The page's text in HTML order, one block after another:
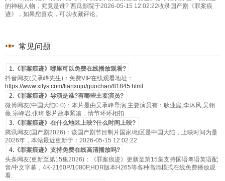
的神秘人物，究竟是谁? 西瓜影院于2026-05-15 12:02:22收录国产剧《罪案痕
迹》，如果您喜欢，可以收藏评论。
常见问题
1.《罪案痕迹》哪里可以免费在线播放观看?
抖音网友(吴承峰先生)：免费VIP在线观看地址：
https://www.xilys.com/lianxuju/guochan/81845.html
2.《罪案痕迹》导演是谁?有哪些主要演员?
微博网友(中国大陆0.0)：本片是由吴承峰导演,主要演员有：耿业庭,李沐风,吴翎
薇,宗峰岩,张琦.影片故事紧凑，情节环环相扣.
3.《罪案痕迹》在什么地区上映?什么时间上映?
腾讯网友(国产剧2026)：该国产剧节目制片国家/地区是中国大陆，上映时间为是
2026年，本站最近更新于：2026-05-15 12:02:22.
4.《罪案痕迹》支持免费在线高清播放吗?
头条网友(更新至第15集2026)：《罪案痕迹》更新至第15集支持国语粤语英语配
音/中文字幕，4K-2160P/1080P,HDR版本H265等各种高清模式在线免费播放观
看.